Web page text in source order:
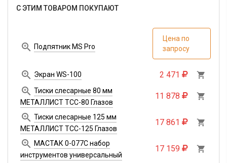
С ЭТИМ ТОВАРОМ ПОКУПАЮТ
 Подпятник MS Pro
Цена по
запросу
 Экран WS-100 2 471 
 Тиски слесарные 80 мм
МЕТАЛЛИСТ ТСС-80 Глазов
11 878 
 Тиски слесарные 125 мм
МЕТАЛЛИСТ ТСС-125 Глазов
17 861 
 МАСТАК 0-077C набор
инструментов универсальный
17 159 